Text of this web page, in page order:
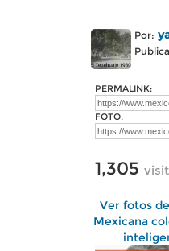
Por:
PERMALINK:
FOTO:
1,305
Ver fotos
Mexicana